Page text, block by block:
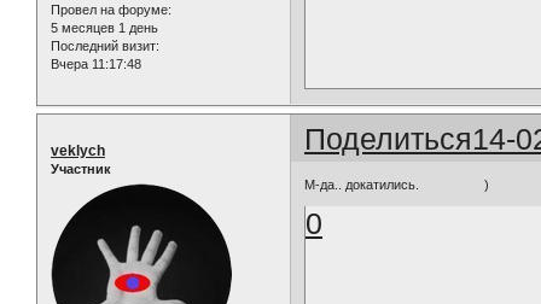
Провел на форуме:
5 месяцев 1 день
Последний визит:
Вчера 11:17:48
Поделиться14-
veklych
Участник
М-да.. докатились. )
0